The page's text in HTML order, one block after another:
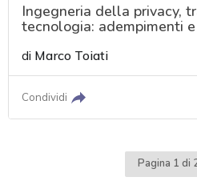
Ingegneria della privacy,
tecnologia: adempimenti
di Marco Toiati
Condividi
Pagina 1 di